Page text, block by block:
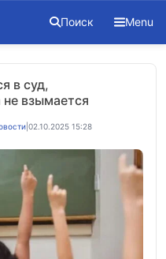
Поиск Menu
в суд,
не взымается
02.10.2025 15:28